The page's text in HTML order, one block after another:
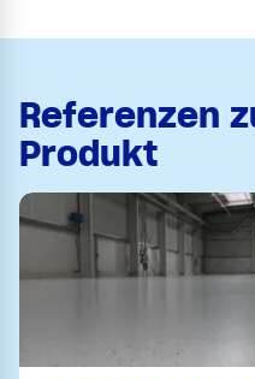
Referenzen
Produkt